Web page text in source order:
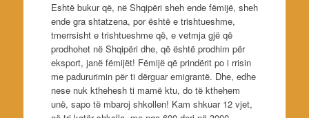
Eshtë bukur që, në Shqipëri sheh ende fëmijë, sheh
ende gra shtatzena, por është e trishtueshme,
tmerrsisht e trishtueshme që, e vetmja gjë që
prodhohet në Shqipëri dhe, që është prodhim për
eksport, janë fëmijët! Fëmijë që prindërit po i rrisin
me padururimin për ti dërguar emigrantë. Dhe, edhe
nese nuk kthehesh ti mamë ktu, do të kthehem
unë, sapo të mbaroj shkollen! Kam shkuar 12 vjet,